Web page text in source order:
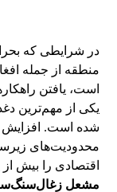
در شرایطی که
منطقه از جمله
است، یافتن
یکی از مهم‌ترین
شده است. افزایش
محدودیت‌های
اقتصادی را بیش
مشعل